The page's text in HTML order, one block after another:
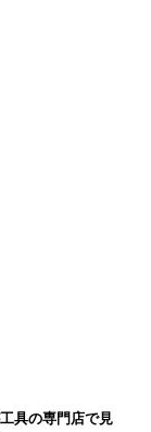
具の専門店で見